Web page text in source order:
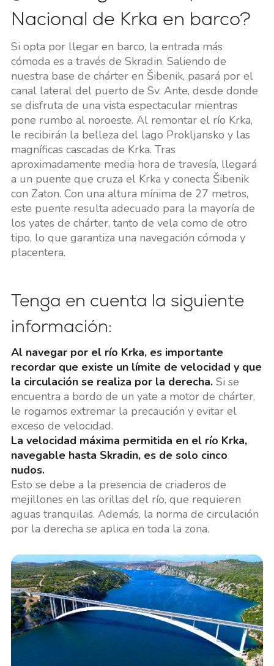
Nacional de Krka en barco?
Si opta por llegar en barco, la entrada más
cómoda es a través de Skradin. Saliendo de
nuestra base de chárter en Šibenik, pasará por el
canal lateral del puerto de Sv. Ante, desde donde
se disfruta de una vista espectacular mientras
pone rumbo al noroeste. Al remontar el río Krka,
le recibirán la belleza del lago Prokljansko y las
magníficas cascadas de Krka. Tras
aproximadamente media hora de travesía, llegará
a un puente que cruza el Krka y conecta Šibenik
con Zaton. Con una altura mínima de 27 metros,
este puente resulta adecuado para la mayoría de
los yates de chárter, tanto de vela como de otro
tipo, lo que garantiza una navegación cómoda y
placentera.
Tenga en cuenta la siguiente
información:
Al navegar por el río Krka, es importante
recordar que existe un límite de velocidad y que
la circulación se realiza por la derecha.Si se
encuentra a bordo de un yate a motor de chárter,
le rogamos extremar la precaución y evitar el
exceso de velocidad.
La velocidad máxima permitida en el río Krka,
navegable hasta Skradin, es de solo cinco
nudos.
Esto se debe a la presencia de criaderos de
mejillones en las orillas del río, que requieren
aguas tranquilas. Además, la norma de circulación
por la derecha se aplica en toda la zona.